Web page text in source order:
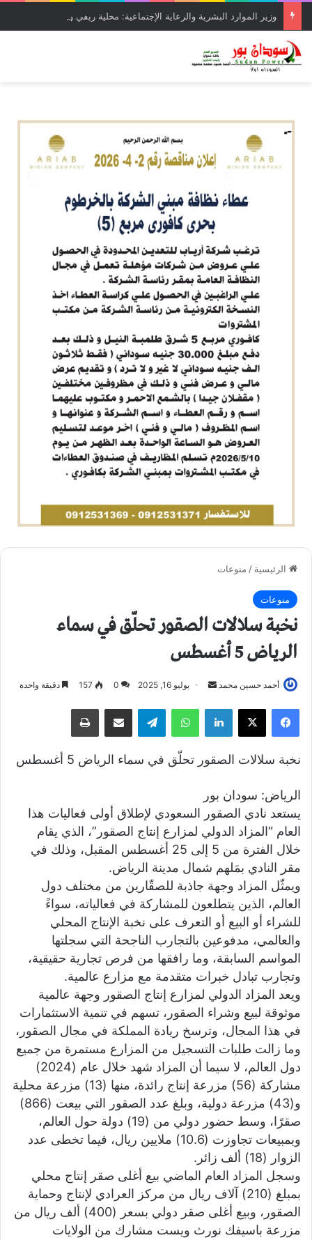
الرئيسية / منوعات
منوعات
نخبة سلالات الصقور تحلّق في سماء
الرياض 5 أغسطس
أحمد حسين محمد
ل
ر
د
ا
إ
ل
ك
ر
و
يوليو 16, 2025 0
157 دقيقة واحدة
فيسبوك لينكدإن واتساب
نخبة سلالات الصقور تحلّق في سماء الرياض 5 أغسطس
الرياض: سودان بور
يستعد نادي الصقور السعودي لإطلاق أولى فعاليات هذا
العام “المزاد الدولي لمزارع إنتاج الصقور”، الذي يقام
خلال الفترة من 5 إلى 25 أغسطس المقبل، وذلك في
مقر النادي بمَلهم شمال مدينة الرياض.
ويمثّل المزاد وجهة جاذبة للصقّارين من مختلف دول
العالم، الذين يتطلعون للمشاركة في فعالياته، سواءً
للشراء أو البيع أو التعرف على نخبة الإنتاج المحلي
والعالمي، مدفوعين بالتجارب الناجحة التي سجلتها
المواسم السابقة، وما رافقها من فرص تجارية حقيقية،
وتجارب تبادل خبرات متقدمة مع مزارع عالمية.
ويعد المزاد الدولي لمزارع إنتاج الصقور وجهة عالمية
موثوقة لبيع وشراء الصقور، تسهم في تنمية الاستثمارات
في هذا المجال، وترسخ ريادة المملكة في مجال الصقور،
وما زالت طلبات التسجيل من المزارع مستمرة من جميع
دول العالم، لا سيما أن المزاد شهد خلال عام (2024)
مشاركة (56) مزرعة إنتاج رائدة، منها (13) مزرعة محلية
و(43) مزرعة دولية، وبلغ عدد الصقور التي بيعت (866)
صقرًا، وسط حضور دولي من (19) دولة حول العالم،
وبمبيعات تجاوزت (10.6) ملايين ريال، فيما تخطى عدد
الزوار (18) ألف زائر.
وسجل المزاد العام الماضي بيع أغلى صقر إنتاج محلي
بمبلغ (210) آلاف ريال من مركز العرادي لإنتاج وحماية
الصقور، وبيع أغلى صقر دولي بسعر (400) ألف ريال من
مزرعة باسيفك نورث ويست مشارك من الولايات